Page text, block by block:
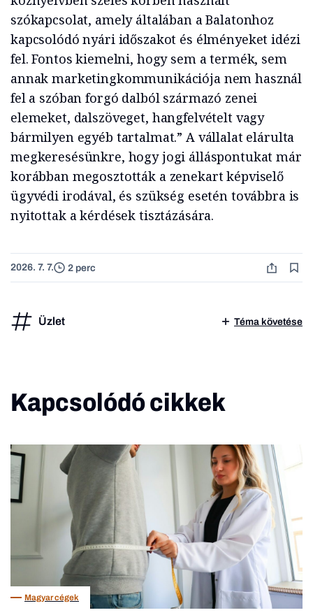
szókapcsolat, amely általában a Balatonhoz
kapcsolódó nyári időszakot és élményeket idézi
fel. Fontos kiemelni, hogy sem a termék, sem
annak marketingkommunikációja nem használ
fel a szóban forgó dalból származó zenei
elemeket, dalszöveget, hangfelvételt vagy
bármilyen egyéb tartalmat.” A vállalat elárulta
megkeresésünkre, hogy jogi álláspontukat már
korábban megosztották a zenekart képviselő
ügyvédi irodával, és szükség esetén továbbra is
nyitottak a kérdések tisztázására.
2026. 7. 7. 2 perc
Üzlet Téma követése
Kapcsolódó cikkek
Magyar cégek